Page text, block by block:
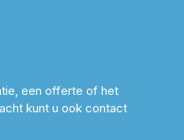
een offerte of het
kunt u ook contact